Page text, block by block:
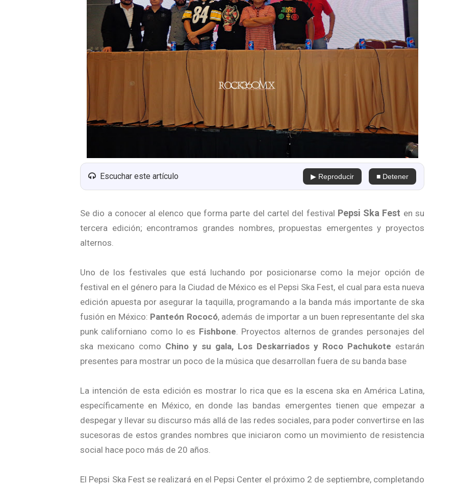
Escuchar este artículo ▶ Reproducir ■ Detener
Se dio a conocer al elenco que forma parte del cartel del festival Pepsi Ska Fest en su
tercera edición; encontramos grandes nombres, propuestas emergentes y proyectos
alternos.
Uno de los festivales que está luchando por posicionarse como la mejor opción de
festival en el género para la Ciudad de México es el Pepsi Ska Fest, el cual para esta nueva
edición apuesta por asegurar la taquilla, programando a la banda más importante de ska
fusión en México: Panteón Rococó, además de importar a un buen representante del ska
punk californiano como lo es Fishbone . Proyectos alternos de grandes personajes del
ska mexicano como Chino y su gala, Los Deskarriados y Roco Pachukote estarán
presentes para mostrar un poco de la música que desarrollan fuera de su banda base
La intención de esta edición es mostrar lo rica que es la escena ska en América Latina,
específicamente en México, en donde las bandas emergentes tienen que empezar a
despegar y llevar su discurso más allá de las redes sociales, para poder convertirse en las
sucesoras de estos grandes nombres que iniciaron como un movimiento de resistencia
social hace poco más de 20 años.
El Pepsi Ska Fest se realizará en el Pepsi Center el próximo 2 de septiembre, completando